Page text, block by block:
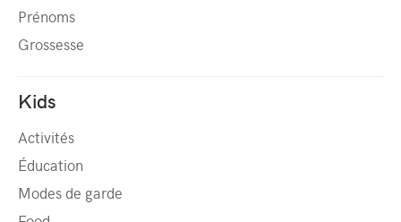
Prénoms
Grossesse
Kids
Activités
Éducation
Modes de garde